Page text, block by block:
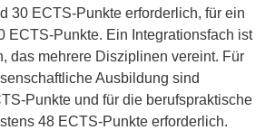
30 ECTS-Punkte erforderlich, für ein
ECTS-Punkte. Ein Integrationsfach ist
das mehrere Disziplinen vereint. Für
Ausbildung sind
Punkte und für die berufspraktische
48 ECTS-Punkte erforderlich.